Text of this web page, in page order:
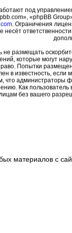
под
«phpBB
. Ограничения
несёт
не размещать
которые могут
Попытки
в известность,
что администраторы
Как
без вашего
материалов с